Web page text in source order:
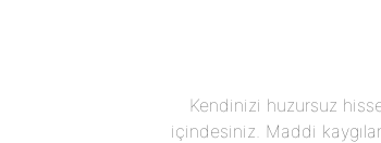
Kendinizi huzursuz
içindesiniz. Maddi